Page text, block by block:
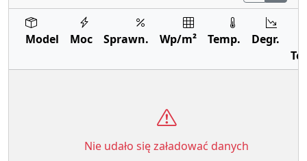
Model Moc Sprawn. Wp/m² Temp.
Degr.
Nie udało się załadować danych